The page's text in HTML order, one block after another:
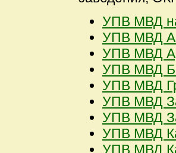
УПВ МВД
УПВ МВД
УПВ МВД
УПВ МВД
УПВ МВД
УПВ МВД
УПВ МВД
УПВ МВД
УПВ МВД